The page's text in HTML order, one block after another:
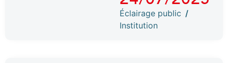
Éclairage public /
Institution